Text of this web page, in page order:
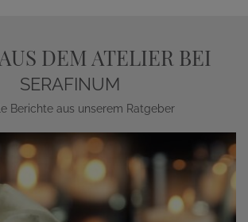
DEM ATELIER BEI
SERAFINUM
Berichte aus unserem Ratgeber